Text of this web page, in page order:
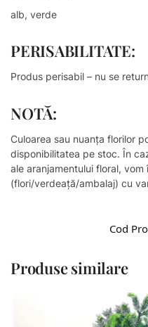
alb, verde
PERISABILITATE:
Produs perisabil – nu se
NOTĂ:
Culoarea sau nuanţa florilor
disponibilitatea pe stoc. În
ale aranjamentului floral,
(flori/verdeață/ambalaj) cu
Cod
Produse similare